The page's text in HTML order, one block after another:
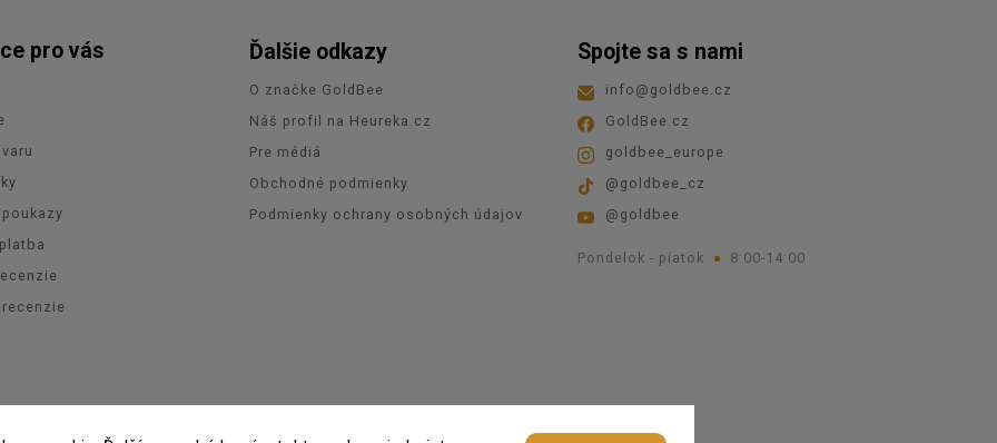
pro vás Ďalšie odkazy
O značke GoldBee
Náš profil na Heureka.cz
Pre médiá
Obchodné podmienky
Podmienky ochrany osobných údajov
Spojte sa s nami
info @ goldbee.cz
GoldBee.cz
goldbee_europe
@goldbee_cz
@goldbee
Pondelok - piatok 8:00-14:00
GoldBee